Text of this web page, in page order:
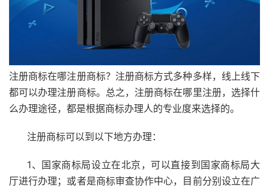
注册商标在哪注册商标？注册商标方式多种多样，线上线下
都可以办理注册商标。总之，注册商标在哪里注册，选择什
么办理途径，都是根据商标办理人的专业度来选择的。
注册商标可以到以下地方办理：
1、国家商标局设立在北京，可以直接到国家商标局大
厅进行办理；或者是商标审查协作中心，目前分别设立在广